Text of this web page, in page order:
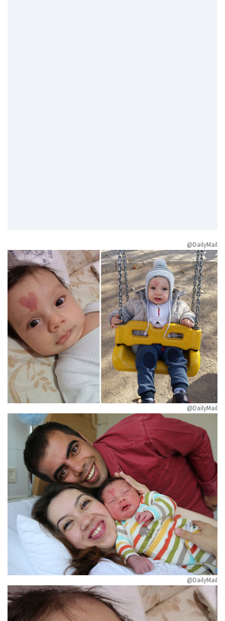
@DailyMail
@DailyMail
@DailyMail